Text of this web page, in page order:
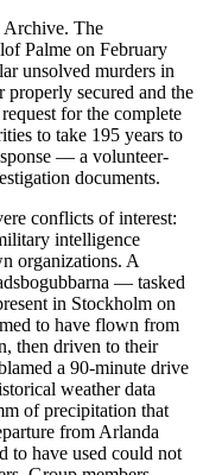
Archive. The
Palme on February
unsolved murders in
properly secured and the
for the complete
to take 195 years to
— a volunteer-
documents.
conflicts of interest:
intelligence
organizations. A
— tasked
in Stockholm on
to have flown from
then driven to their
a 90-minute drive
weather data
of precipitation that
from Arlanda
to have used could not